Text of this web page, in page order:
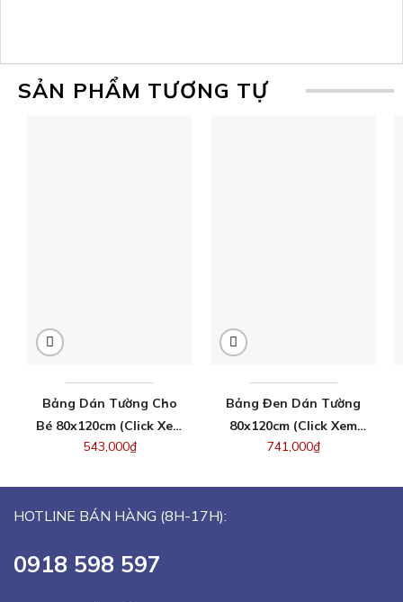
SẢN PHẨM TƯƠNG TỰ
Bảng Dán Tường Cho
Bé 80x120cm (Click Xem
Loại Khác)
543,000₫
Bảng Đen Dán Tường
80x120cm (Click Xem
Giá Size Khác)
741,000₫
HOTLINE BÁN HÀNG (8H-17H):
0918 598 597